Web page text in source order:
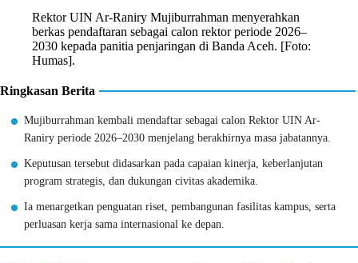
Rektor UIN Ar-Raniry Mujiburrahman menyerahkan
berkas pendaftaran sebagai calon rektor periode 2026–
2030 kepada panitia penjaringan di Banda Aceh. [Foto:
Humas].
Ringkasan Berita
Mujiburrahman kembali mendaftar sebagai calon Rektor UIN Ar-
Raniry periode 2026–2030 menjelang berakhirnya masa jabatannya.
Keputusan tersebut didasarkan pada capaian kinerja, keberlanjutan
program strategis, dan dukungan civitas akademika.
Ia menargetkan penguatan riset, pembangunan fasilitas kampus, serta
perluasan kerja sama internasional ke depan.